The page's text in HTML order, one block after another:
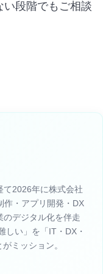
い段階でもご相談
て2026年に株式会社
作・アプリ開発・DX
のデジタル化を伴走
しい」を「IT・DX・
ミッション。